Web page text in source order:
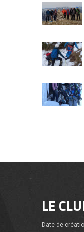
LE
Date de